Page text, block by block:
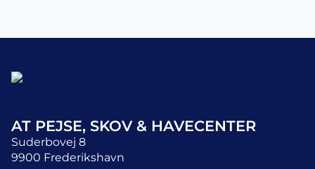
AT PEJSE, SKOV & HAVECENTER
Suderbovej 8
9900 Frederikshavn